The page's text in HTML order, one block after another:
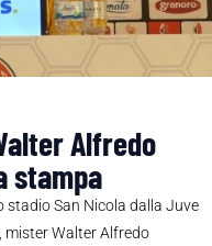
Alfredo
stampa
stadio San Nicola dalla Juve
mister Walter Alfredo